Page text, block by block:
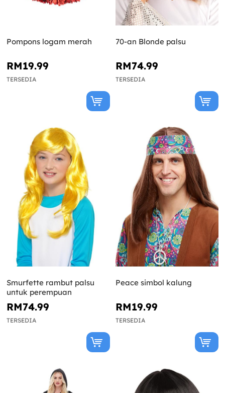
Pompons logam merah
RM19.99
TERSEDIA
70-an Blonde palsu
RM74.99
TERSEDIA
Smurfette rambut palsu
untuk perempuan
RM74.99
TERSEDIA
Peace simbol kalung
RM19.99
TERSEDIA